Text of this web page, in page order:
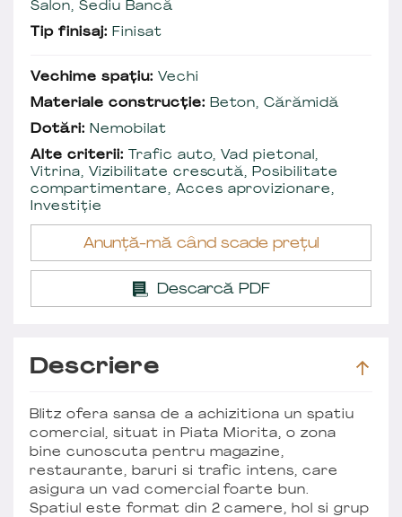
Salon, Sediu Bancă
Tip finisaj: Finisat
Vechime spațiu: Vechi
Materiale construcție: Beton, Cărămidă
Dotări: Nemobilat
Alte criterii: Trafic auto, Vad pietonal,
Vitrina, Vizibilitate crescută, Posibilitate
compartimentare, Acces aprovizionare,
Investiție
Anunță-mă când scade prețul
Descarcă PDF
Descriere
Blitz ofera sansa de a achizitiona un spatiu
comercial, situat in Piata Miorita, o zona
bine cunoscuta pentru magazine,
restaurante, baruri si trafic intens, care
asigura un vad comercial foarte bun.
Spatiul este format din 2 camere, hol si grup